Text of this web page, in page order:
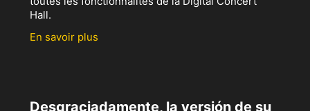
Hall.
En savoir plus
Desgraciadamente, la versión de su